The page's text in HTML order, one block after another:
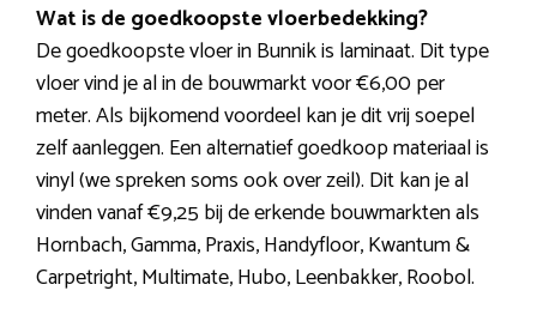
Wat is de goedkoopste vloerbedekking?
De goedkoopste vloer in Bunnik is laminaat. Dit type
vloer vind je al in de bouwmarkt voor €6,00 per
meter. Als bijkomend voordeel kan je dit vrij soepel
zelf aanleggen. Een alternatief goedkoop materiaal is
vinyl (we spreken soms ook over zeil). Dit kan je al
vinden vanaf €9,25 bij de erkende bouwmarkten als
Hornbach, Gamma, Praxis, Handyfloor, Kwantum &
Carpetright, Multimate, Hubo, Leenbakker, Roobol.